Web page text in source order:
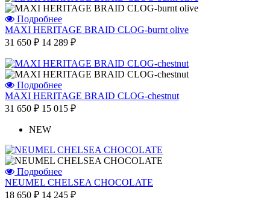
Подробнее
MAXI HERITAGE BRAID CLOG-burnt olive
31 650 ₽ 14 289 ₽
Подробнее
MAXI HERITAGE BRAID CLOG-chestnut
31 650 ₽ 15 015 ₽
NEW
Подробнее
NEUMEL CHELSEA CHOCOLATE
18 650 ₽ 14 245 ₽